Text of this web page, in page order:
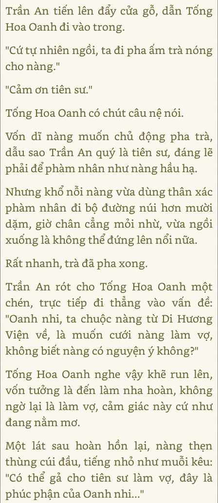
Trần An tiến lên đẩy cửa gỗ, dẫn Tống
Hoa Oanh đi vào trong.
"Cứ tự nhiên ngồi, ta đi pha ấm trà nóng
cho nàng."
"Cảm ơn tiên sư."
Tống Hoa Oanh có chút câu nệ nói.
Vốn dĩ nàng muốn chủ động pha trà,
dẫu sao Trần An quý là tiên sư, đáng lẽ
phải để phàm nhân như nàng hầu hạ.
Nhưng khổ nỗi nàng vừa dùng thân xác
phàm nhân đi bộ đường núi hơn mười
dặm, giờ chân cẳng mỏi nhừ, vừa ngồi
xuống là không thể đứng lên nổi nữa.
Rất nhanh, trà đã pha xong.
Trần An rót cho Tống Hoa Oanh một
chén, trực tiếp đi thẳng vào vấn đề:
"Oanh nhi, ta chuộc nàng từ Di Hương
Viện về, là muốn cưới nàng làm vợ,
không biết nàng có nguyện ý không?"
Tống Hoa Oanh nghe vậy khẽ run lên,
vốn tưởng là đến làm nha hoàn, không
ngờ lại là làm vợ, cảm giác này cứ như
đang nằm mơ.
Một lát sau hoàn hồn lại, nàng thẹn
thùng cúi đầu, tiếng nhỏ như muỗi kêu:
"Có thể gả cho tiên sư làm vợ, đây là
phúc phận của Oanh nhi..."